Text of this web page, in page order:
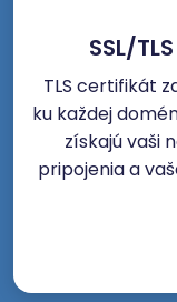
SSL/
TLS certifikát
ku každej
získajú vaši
pripojenia a